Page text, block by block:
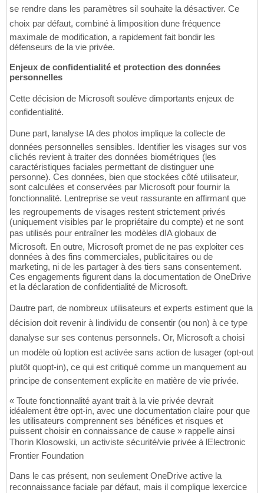
se rendre dans les paramètres sil souhaite la désactiver. Ce
choix par défaut, combiné à limposition dune fréquence
maximale de modification, a rapidement fait bondir les
défenseurs de la vie privée.
Enjeux de confidentialité et protection des données
personnelles
Cette décision de Microsoft soulève dimportants enjeux de
confidentialité.
Dune part, lanalyse IA des photos implique la collecte de
données personnelles sensibles. Identifier les visages sur vos
clichés revient à traiter des données biométriques (les
caractéristiques faciales permettant de distinguer une
personne). Ces données, bien que stockées côté utilisateur,
sont calculées et conservées par Microsoft pour fournir la
fonctionnalité. Lentreprise se veut rassurante en affirmant que
les regroupements de visages restent strictement privés
(uniquement visibles par le propriétaire du compte) et ne sont
pas utilisés pour entraîner les modèles dIA globaux de
Microsoft. En outre, Microsoft promet de ne pas exploiter ces
données à des fins commerciales, publicitaires ou de
marketing, ni de les partager à des tiers sans consentement.
Ces engagements figurent dans la documentation de OneDrive
et la déclaration de confidentialité de Microsoft.
Dautre part, de nombreux utilisateurs et experts estiment que la
décision doit revenir à lindividu de consentir (ou non) à ce type
danalyse sur ses contenus personnels. Or, Microsoft a choisi
un modèle où loption est activée sans action de lusager (opt-out
plutôt quopt-in), ce qui est critiqué comme un manquement au
principe de consentement explicite en matière de vie privée.
« Toute fonctionnalité ayant trait à la vie privée devrait
idéalement être opt-in, avec une documentation claire pour que
les utilisateurs comprennent ses bénéfices et risques et
puissent choisir en connaissance de cause » rappelle ainsi
Thorin Klosowski, un activiste sécurité/vie privée à lElectronic
Frontier Foundation
Dans le cas présent, non seulement OneDrive active la
reconnaissance faciale par défaut, mais il complique lexercice